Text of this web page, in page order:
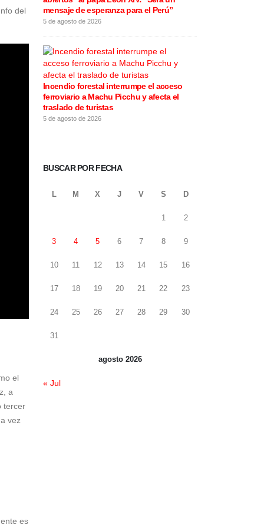
del
el
a
tercer
vez
es
mensaje de esperanza para el Perú”
5 de agosto de 2026
Incendio forestal interrumpe el acceso
ferroviario a Machu Picchu y afecta el
traslado de turistas
5 de agosto de 2026
BUSCAR POR FECHA
agosto 2026
L M X J V S D
1 2
3 4 5 6 7 8 9
10 11 12 13 14 15 16
17 18 19 20 21 22 23
24 25 26 27 28 29 30
31
« Jul